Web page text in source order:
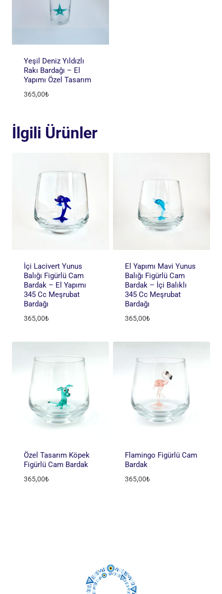
Yeşil Deniz Yıldızlı
Rakı Bardağı – El
Yapımı Özel Tasarım
365,00₺
İlgili Ürünler
İçi Lacivert Yunus
Balığı Figürlü Cam
Bardak – El Yapımı
345 Cc Meşrubat
Bardağı
365,00₺
El Yapımı Mavi Yunus
Balığı Figürlü Cam
Bardak – İçi Balıklı
345 Cc Meşrubat
Bardağı
365,00₺
Özel Tasarım Köpek
Figürlü Cam Bardak
365,00₺
Flamingo Figürlü Cam
Bardak
365,00₺